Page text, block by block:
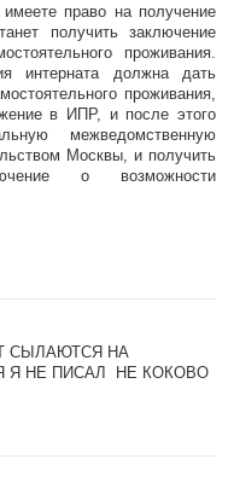
s
e
n
d
s
e-
m
ai
l)
право на получение
получить заключение
проживания.
интерната должна дать
проживания,
в ИПР, и после этого
межведомственную
Москвы, и получить
о возможности
СЫЛАЮТСЯ НА
Я НЕ ПИСАЛ НЕ КОКОВО